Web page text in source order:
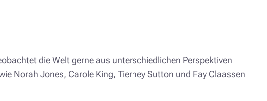
die Welt gerne aus unterschiedlichen Perspektiven
Norah Jones, Carole King, Tierney Sutton und Fay Claassen